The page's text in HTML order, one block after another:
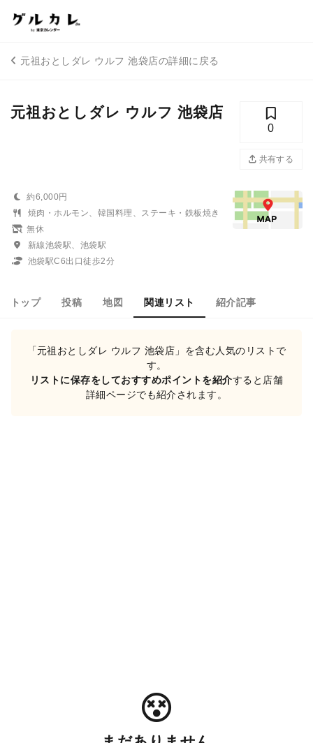
元祖おとしダレ ウルフ 池袋店の詳細に戻る
元祖おとしダレ ウルフ 池袋店
0
共有する
約6,000円
焼肉・ホルモン、韓国料理、ステーキ・鉄板焼き
無休
新線池袋駅、池袋駅
池袋駅C6出口徒歩2分
トップ 投稿 地図 関連リスト 紹介記事
「元祖おとしダレ ウルフ 池袋店」を含む人気のリストで
す。
リストに保存をしておすすめポイントを紹介すると店舗
詳細ページでも紹介されます。